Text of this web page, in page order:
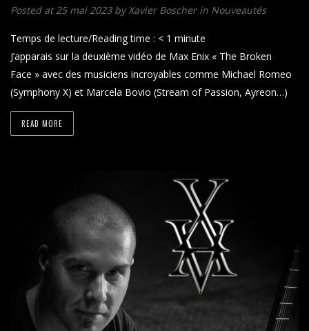
Posted at 25 mai 2023 byXavier Boscher in Nouveautés
Temps de lecture/Reading time : < 1 minute
J’apparais sur la deuxième vidéo de Max Enix « The Broken
Face » avec des musiciens incroyables comme Michael Romeo
(Symphony X) et Marcela Bovio (Stream of Passion, Ayreon…)
READ MORE